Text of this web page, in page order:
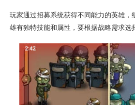
玩家通过招募系统获得不同能力的英雄，
雄有独特技能和属性，要根据战略需求选